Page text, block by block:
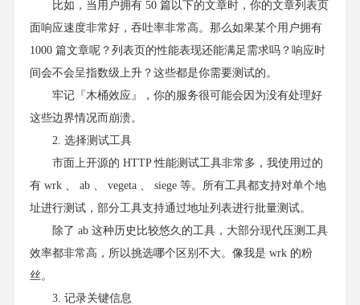
比如，当用户拥有 50 篇以下的文章时，你的文章列表页
面响应速度非常好，吞吐率非常高。那么如果某个用户拥有
1000 篇文章呢？列表页的性能表现还能满足需求吗？响应时
间会不会呈指数级上升？这些都是你需要测试的。
牢记『木桶效应』，你的服务很可能会因为没有处理好
这些边界情况而崩溃。
2. 选择测试工具
市面上开源的 HTTP 性能测试工具非常多，我使用过的
有 wrk 、 ab 、 vegeta 、 siege 等。所有工具都支持对单个地
址进行测试，部分工具支持通过地址列表进行批量测试。
除了 ab 这种历史比较悠久的工具，大部分现代压测工具
效率都非常高，所以挑选哪个区别不大。像我是 wrk 的粉
丝。
3. 记录关键信息